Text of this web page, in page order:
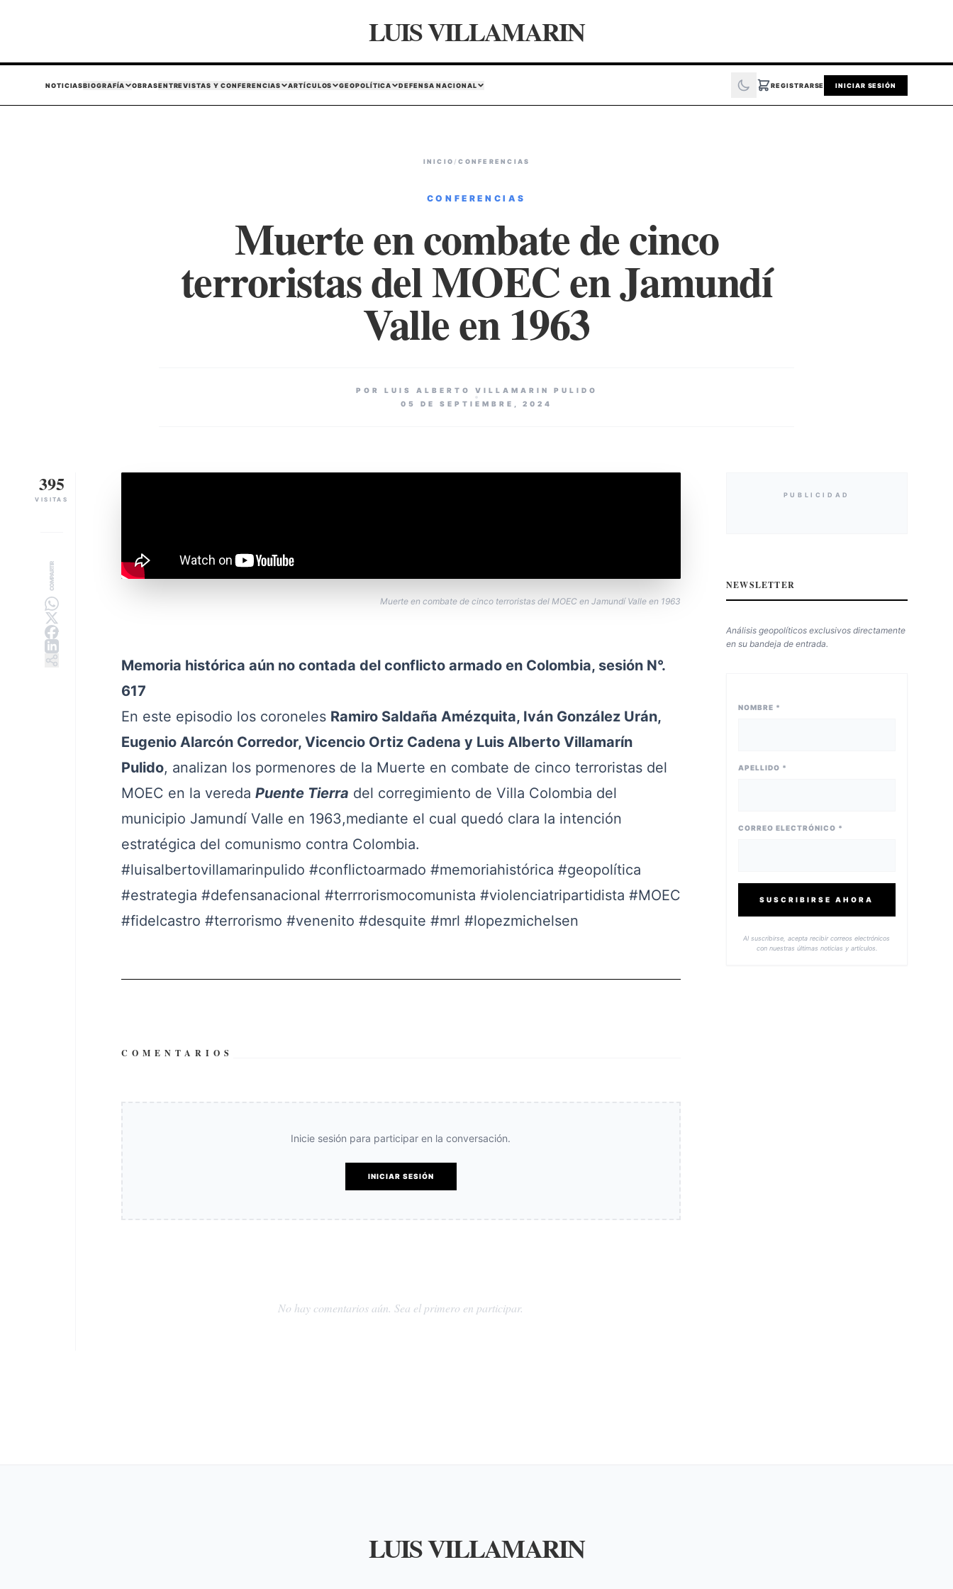
LUIS VILLAMARIN
NOTICIASBIOGRAFÍA OBRASENTREVISTAS Y CONFERENCIAS ARTÍCULOS GEOPOLÍTICA DEFENSA NACIONAL REGISTRARSE INICIAR SESIÓN
INICIO /CONFERENCIAS
CONFERENCIAS
Muerte en combate de cinco
terroristas del MOEC en Jamundí
Valle en 1963
POR LUIS ALBERTO VILLAMARIN PULIDO
05 DE SEPTIEMBRE, 2024
395
VISITAS
COMPARTIR
Muerte en combate de cinco terroristas del MOEC en Jamundí Valle en 1963
Memoria histórica aún no contada del conflicto armado en Colombia, sesión N°.
617
En este episodio los coroneles Ramiro Saldaña Amézquita, Iván González Urán,
Eugenio Alarcón Corredor, Vicencio Ortiz Cadena y Luis Alberto Villamarín
Pulido, analizan los pormenores de la Muerte en combate de cinco terroristas del
MOEC en la vereda Puente Tierra del corregimiento de Villa Colombia del
municipio Jamundí Valle en 1963,mediante el cual quedó clara la intención
estratégica del comunismo contra Colombia.
#luisalbertovillamarinpulido #conflictoarmado #memoriahistórica #geopolítica
#estrategia #defensanacional #terrrorismocomunista #violenciatripartidista #MOEC
#fidelcastro #terrorismo #venenito #desquite #mrl #lopezmichelsen
COMENTARIOS
Inicie sesión para participar en la conversación.
INICIAR SESIÓN
No hay comentarios aún. Sea el primero en participar.
PUBLICIDAD
NEWSLETTER
Análisis geopolíticos exclusivos directamente
en su bandeja de entrada.
NOMBRE *
APELLIDO *
CORREO ELECTRÓNICO *
SUSCRIBIRSE AHORA
Al suscribirse, acepta recibir correos electrónicos
con nuestras últimas noticias y artículos.
LUIS VILLAMARIN